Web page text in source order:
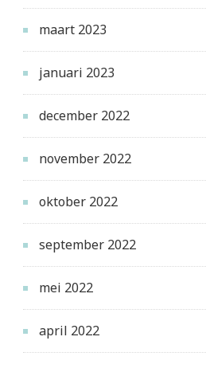
maart 2023
januari 2023
december 2022
november 2022
oktober 2022
september 2022
mei 2022
april 2022